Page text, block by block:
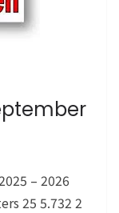
– 2026
25 5.732 2